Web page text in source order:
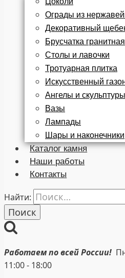
Ограды из
Декоративный
Брусчатка гранитная
Столы и лавочки
Тротуарная плитка
Искусственный
Ангелы и скульптуры
Вазы
Лампады
Шары и наконечники
Каталог камня
Наши работы
Контакты
Найти:
Работаем по всей России!
11:00 - 18:00